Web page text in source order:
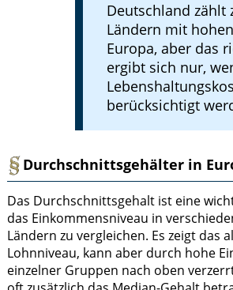
Deutschland zählt
Ländern mit
Europa, aber das
ergibt sich nur,
berücksichtigt
Durchschnittsgehälter in
Das Durchschnittsgehalt ist eine
das Einkommensniveau in
Ländern zu vergleichen. Es zeigt das
Lohnniveau, kann aber durch hohe
einzelner Gruppen nach oben